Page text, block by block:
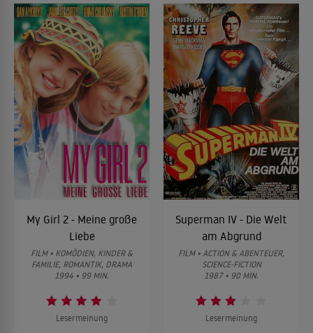
My Girl 2 - Meine große
Liebe
FILM • KOMÖDIEN, KINDER &
FAMILIE, ROMANTIK, DRAMA
1994 • 99 MIN.
Lesermeinung
Superman IV - Die Welt
am Abgrund
FILM • ACTION & ABENTEUER,
SCIENCE-FICTION
1987 • 90 MIN.
Lesermeinung